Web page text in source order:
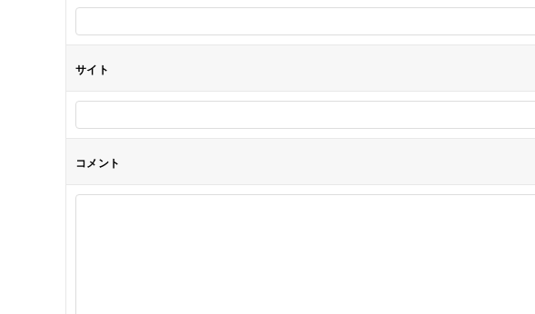
サイト
コメント